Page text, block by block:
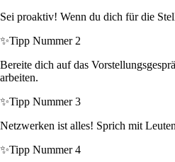
Sei proaktiv! Wenn du dich für die
✨Tipp Nummer 2
Bereite dich auf das
arbeiten.
✨Tipp Nummer 3
Netzwerken ist alles! Sprich mit
✨Tipp Nummer 4